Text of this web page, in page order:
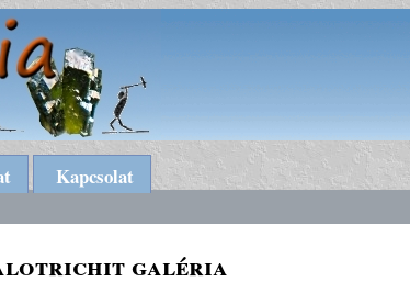
Kapcsolat
galéria